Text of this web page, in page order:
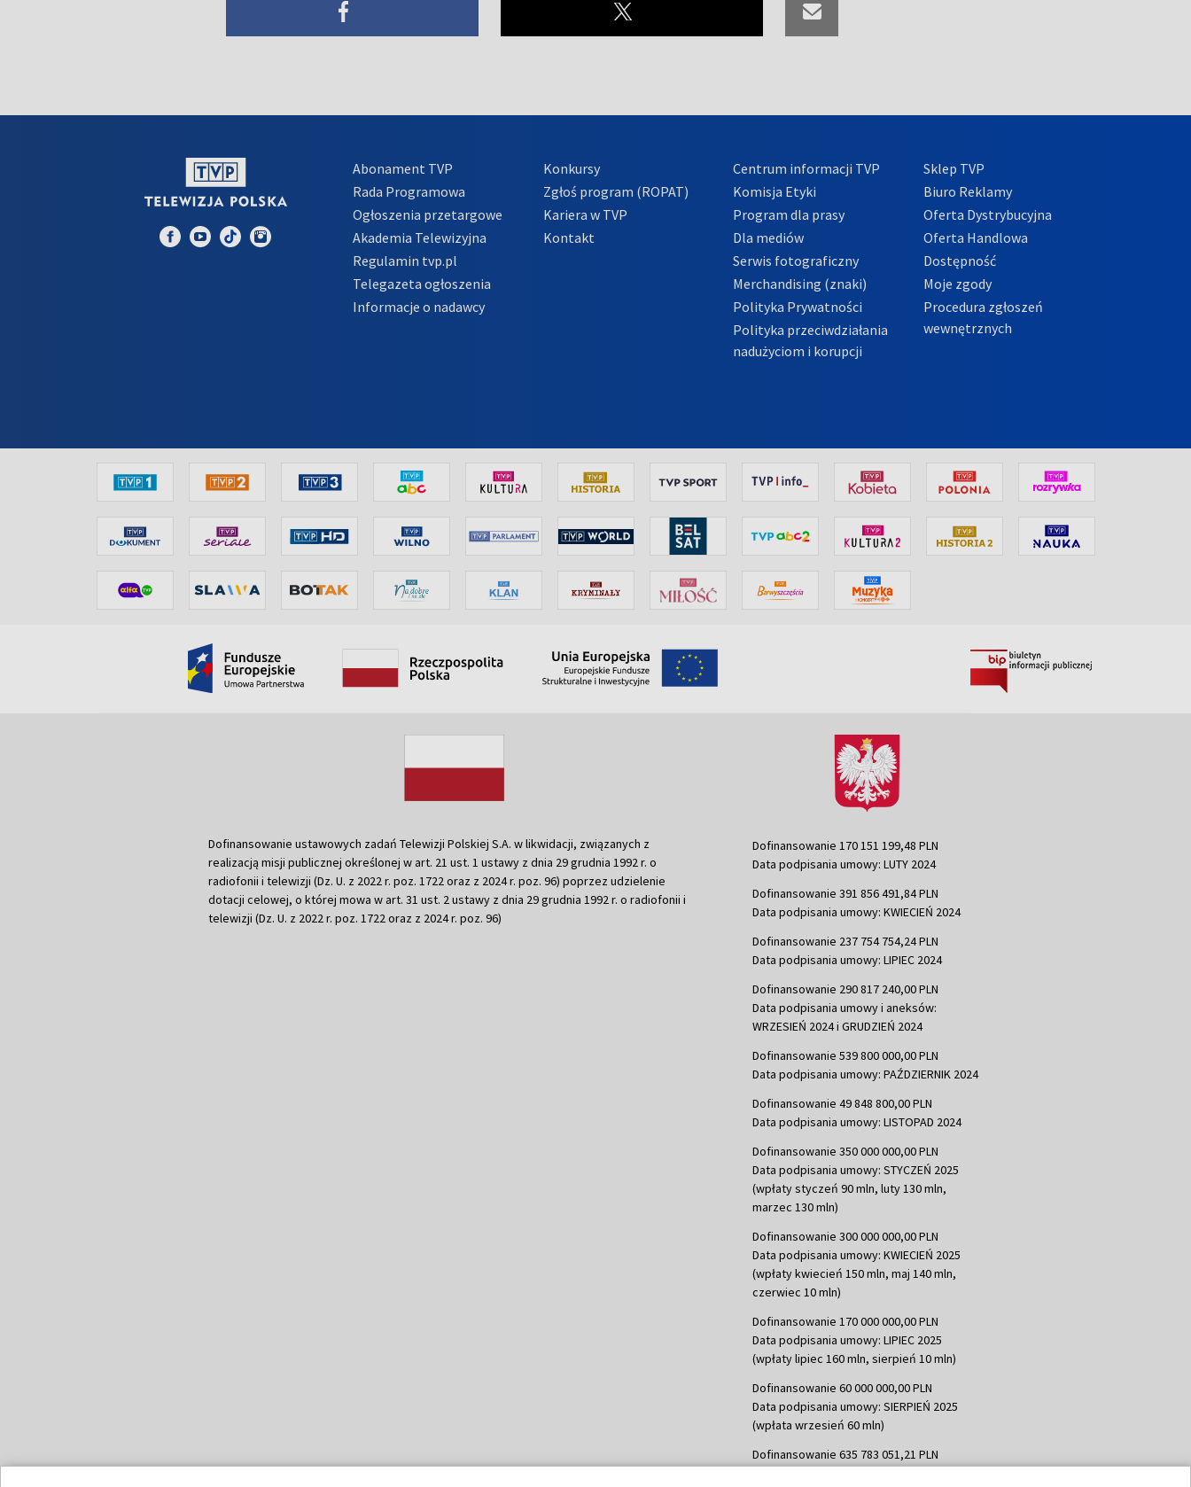
Abonament TVP
Rada Programowa
Ogłoszenia przetargowe
Akademia Telewizyjna
Regulamin tvp.pl
Telegazeta ogłoszenia
Informacje o nadawcy
Konkursy
Zgłoś program (ROPAT)
Kariera w TVP
Kontakt
Centrum informacji TVP
Komisja Etyki
Program dla prasy
Dla mediów
Serwis fotograficzny
Merchandising (znaki)
Polityka Prywatności
Polityka przeciwdziałania
nadużyciom i korupcji
Sklep TVP
Biuro Reklamy
Oferta Dystrybucyjna
Oferta Handlowa
Dostępność
Moje zgody
Procedura zgłoszeń
wewnętrznych
Dofinansowanie ustawowych zadań Telewizji Polskiej S.A. w likwidacji, związanych z
realizacją misji publicznej określonej w art. 21 ust. 1 ustawy z dnia 29 grudnia 1992 r. o
radiofonii i telewizji (Dz. U. z 2022 r. poz. 1722 oraz z 2024 r. poz. 96) poprzez udzielenie
dotacji celowej, o której mowa w art. 31 ust. 2 ustawy z dnia 29 grudnia 1992 r. o radiofonii i
telewizji (Dz. U. z 2022 r. poz. 1722 oraz z 2024 r. poz. 96)
Dofinansowanie 170 151 199,48 PLN
Data podpisania umowy: LUTY 2024
Dofinansowanie 391 856 491,84 PLN
Data podpisania umowy: KWIECIEŃ 2024
Dofinansowanie 237 754 754,24 PLN
Data podpisania umowy: LIPIEC 2024
Dofinansowanie 290 817 240,00 PLN
Data podpisania umowy i aneksów:
WRZESIEŃ 2024 i GRUDZIEŃ 2024
Dofinansowanie 539 800 000,00 PLN
Data podpisania umowy: PAŹDZIERNIK 2024
Dofinansowanie 49 848 800,00 PLN
Data podpisania umowy: LISTOPAD 2024
Dofinansowanie 350 000 000,00 PLN
Data podpisania umowy: STYCZEŃ 2025
(wpłaty styczeń 90 mln, luty 130 mln,
marzec 130 mln)
Dofinansowanie 300 000 000,00 PLN
Data podpisania umowy: KWIECIEŃ 2025
(wpłaty kwiecień 150 mln, maj 140 mln,
czerwiec 10 mln)
Dofinansowanie 170 000 000,00 PLN
Data podpisania umowy: LIPIEC 2025
(wpłaty lipiec 160 mln, sierpień 10 mln)
Dofinansowanie 60 000 000,00 PLN
Data podpisania umowy: SIERPIEŃ 2025
(wpłata wrzesień 60 mln)
Dofinansowanie 635 783 051,21 PLN